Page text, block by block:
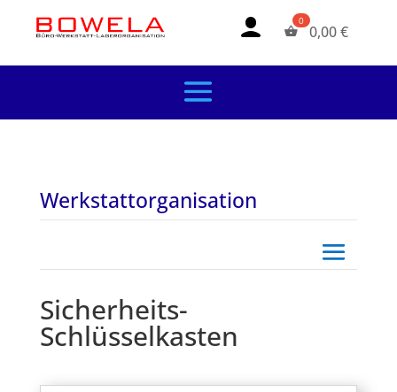
0,00€
Werkstattorganisation
Sicherheits-
Schlüsselkasten